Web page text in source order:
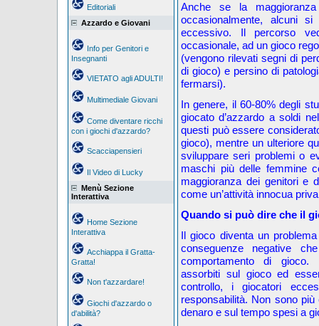
Editoriali
Azzardo e Giovani
Info per Genitori e
Insegnanti
VIETATO agli ADULTI!
Multimediale Giovani
Come diventare ricchi
con i giochi d'azzardo?
Scacciapensieri
Il Video di Lucky
Menù Sezione
Interattiva
Home Sezione
Interattiva
Acchiappa il Gratta-
Gratta!
Non t'azzardare!
Giochi d'azzardo o
d'abilità?
Anche se la
occasionalmente, alcuni
eccessivo. Il percorso
occasionale, ad un gioco
(vengono rilevati segni di
di gioco) e persino di
fermarsi).
In genere, il 60-80% degli
giocato d’azzardo a soldi
questi può essere
gioco), mentre un ulteriore
sviluppare seri problemi o
maschi più delle femmine
maggioranza dei genitori e
come un’attività innocua
Quando si può dire che il
Il gioco diventa un
conseguenze negative
comportamento di gioco.
assorbiti sul gioco ed
controllo, i giocatori
responsabilità. Non sono
denaro e sul tempo spesi a